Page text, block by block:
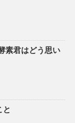
素君はどう思い
と